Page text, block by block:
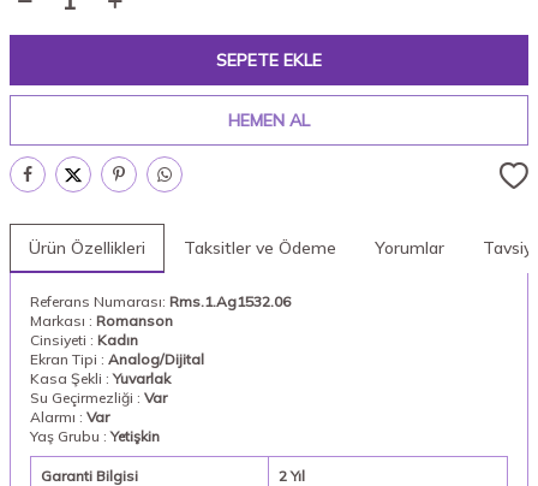
SEPETE EKLE
HEMEN AL
Ürün Özellikleri Taksitler ve Ödeme Yorumlar
Referans Numarası: Rms.1.Ag1532.06
Markası : Romanson
Cinsiyeti : Kadın
Ekran Tipi : Analog/Dijital
Kasa Şekli :Yuvarlak
Su Geçirmezliği : Var
Alarmı : Var
Yaş Grubu :Yetişkin
Garanti Bilgisi 2 Yıl